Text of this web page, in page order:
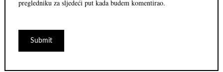
pregledniku za sljedeći put kada budem komentirao.